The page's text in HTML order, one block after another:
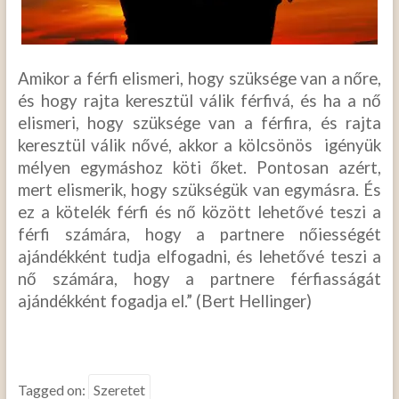
Amikor a férfi elismeri, hogy szüksége van a nőre,
és hogy rajta keresztül válik férfivá, és ha a nő
elismeri, hogy szüksége van a férfira, és rajta
keresztül válik nővé, akkor a kölcsönös igényük
mélyen egymáshoz köti őket. Pontosan azért,
mert elismerik, hogy szükségük van egymásra. És
ez a kötelék férfi és nő között lehetővé teszi a
férfi számára, hogy a partnere nőiességét
ajándékként tudja elfogadni, és lehetővé teszi a
nő számára, hogy a partnere férfiasságát
ajándékként fogadja el.” (Bert Hellinger)
Tagged on: Szeretet